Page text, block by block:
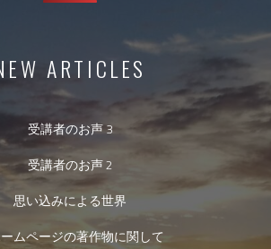
ARTICLES
受講者のお声 3
受講者のお声 2
思い込みによる世界
ムページの著作物に関して